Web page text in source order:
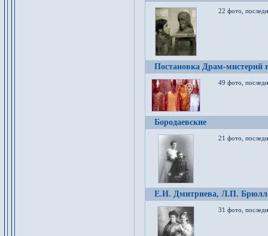
22 фото,
Постановка Драм-мистерий
49 фото,
Бородаевские
21 фото,
Е.И. Дмитриева, Л.П.
31 фото,